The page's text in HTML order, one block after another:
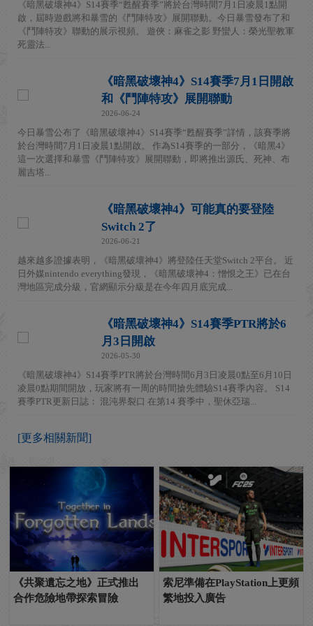
《暗黑破壞神4》S14賽季“甦醒賽季”將於台灣時間7月1日凌晨1點開
啟，屆時遊戲將和暴雪的《鬥陣特攻》展開聯動。今日暴雪發布了和
《鬥陣特攻》聯動的展示視頻。 遊俠：麻雀之影 野蠻人：榮光聖教軍
死靈法...
《暗黑破壞神4》S14賽季7月1日開啟
和《鬥陣特攻》展開聯動
2026-06-24
今日暴雪公布了《暗黑破壞神4》S14賽季“甦醒賽季”詳情，該賽季將
於台灣時間7月1日凌晨1點開啟。 作為S14賽季的一部分，《暗黑4》
這一次選擇和暴雪《鬥陣特攻》展開聯動，即將推出源氏、死神、布
麗吉塔...
《暗黑破壞神4》可能真的要登陸
Switch 2了
2026-06-21
越來越多證據表明，《暗黑破壞神4》將登陸任天堂Switch 2平台。 近
日外媒nintendo everything發現，《暗黑破壞神4：憎恨之王》已在台
灣地區完成分級，官網顯示分級是在今年四月底完成...
《暗黑破壞神4》S14賽季PTR將於6
月3日開啟
2026-05-30
《暗黑破壞神4》S14賽季PTR將於台灣時間6月3日凌晨0點至6月10日
凌晨0點期間開放，玩家將有一周的時間搶先體驗S14賽季內容。 S14
賽季PTR更新日誌： 混沌界裂口 在第14 賽季中，聖休亞瑞...
[更多相關新聞]
《共聚遺忘之地》正式推出
合作危險地帶探索冒險
索尼準備在PlayStation上更頻
繁地投入廣告